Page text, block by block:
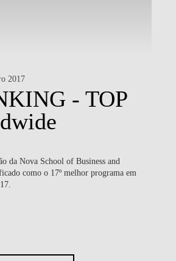
2017
- TOP
da Nova School of Business and
como o 17º melhor programa em